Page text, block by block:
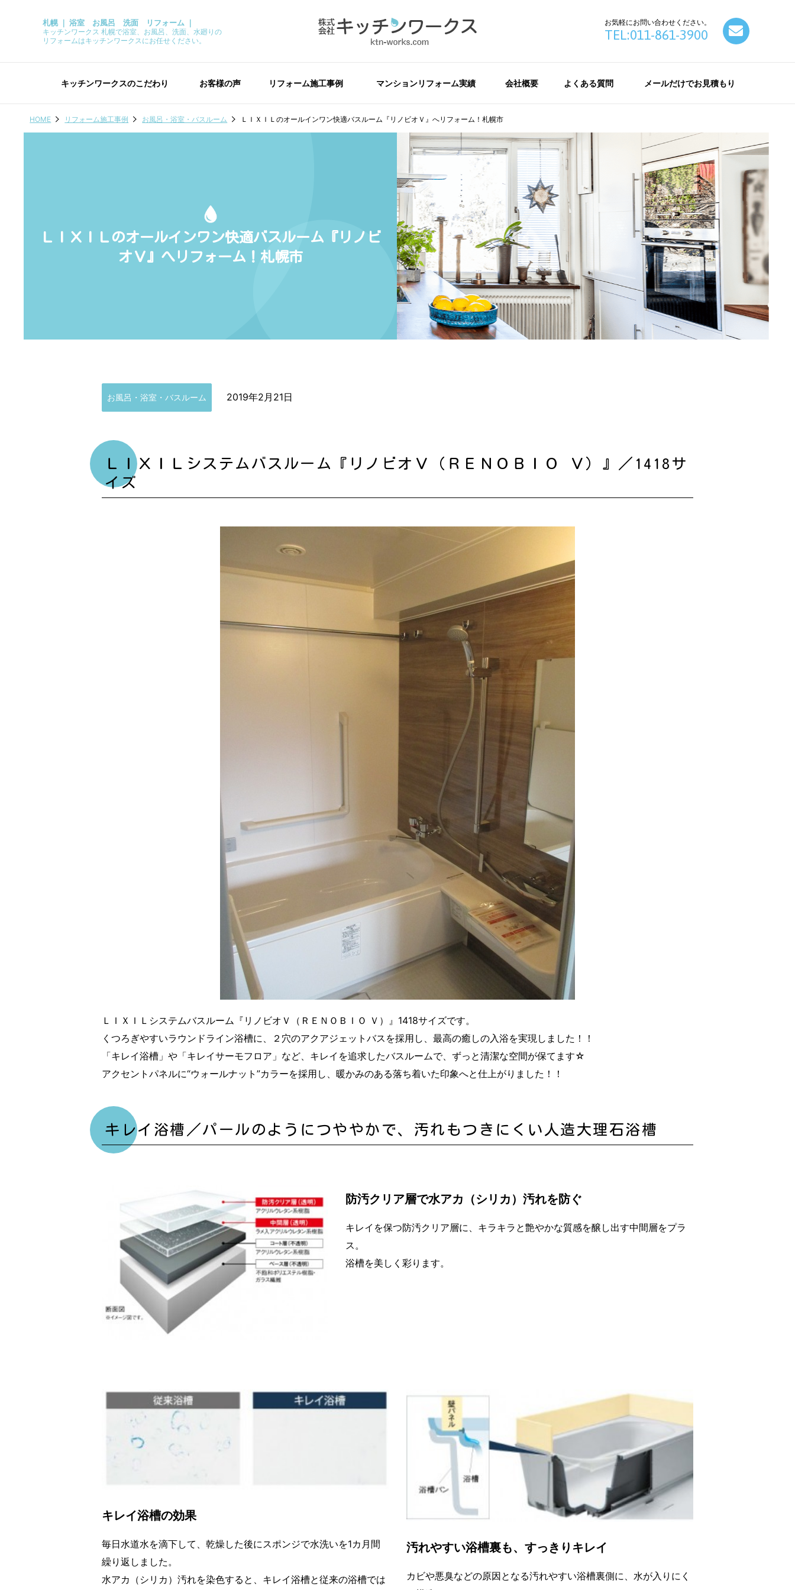
札幌 ｜ 浴室 お風呂 洗面 リフォーム ｜
キッチンワークス 札幌で浴室、お風呂、洗面、水廻りの
リフォームはキッチンワークスにお任せください。
お気軽にお問い合わせください。
TEL:011-861-3900
キッチンワークスのこだわり お客様の声 リフォーム施工事例 マンションリフォーム実績 会社概要 よくある質問 メールだけでお見積もり
HOME リフォーム施工事例 お風呂・浴室・バスルーム ＬＩＸＩＬのオールインワン快適バスルーム『リノビオＶ』へリフォーム！札幌市
ＬＩＸＩＬのオールインワン快適バスルーム『リノビ
オＶ』へリフォーム！札幌市
お風呂・浴室・バスルーム 2019年2月21日
ＬＩＸＩＬシステムバスルーム『リノビオＶ（ＲＥＮＯＢＩＯ Ｖ）』／1418サ
イズ
ＬＩＸＩＬシステムバスルーム『リノビオＶ（ＲＥＮＯＢＩＯ Ｖ）』1418サイズです。
くつろぎやすいラウンドライン浴槽に、２穴のアクアジェットバスを採用し、最高の癒しの入浴を実現しました！！
「キレイ浴槽」や「キレイサーモフロア」など、キレイを追求したバスルームで、ずっと清潔な空間が保てます☆
アクセントパネルに“ウォールナット”カラーを採用し、暖かみのある落ち着いた印象へと仕上がりました！！
キレイ浴槽／パールのようにつややかで、汚れもつきにくい人造大理石浴槽
防汚クリア層で水アカ（シリカ）汚れを防ぐ
キレイを保つ防汚クリア層に、キラキラと艶やかな質感を醸し出す中間層をプラ
ス。
浴槽を美しく彩ります。
キレイ浴槽の効果
毎日水道水を滴下して、乾燥した後にスポンジで水洗いを1カ月間
繰り返しました。
水アカ（シリカ）汚れを染色すると、キレイ浴槽と従来の浴槽では
汚れやすい浴槽裏も、すっきりキレイ
カビや悪臭などの原因となる汚れやすい浴槽裏側に、水が入りにく